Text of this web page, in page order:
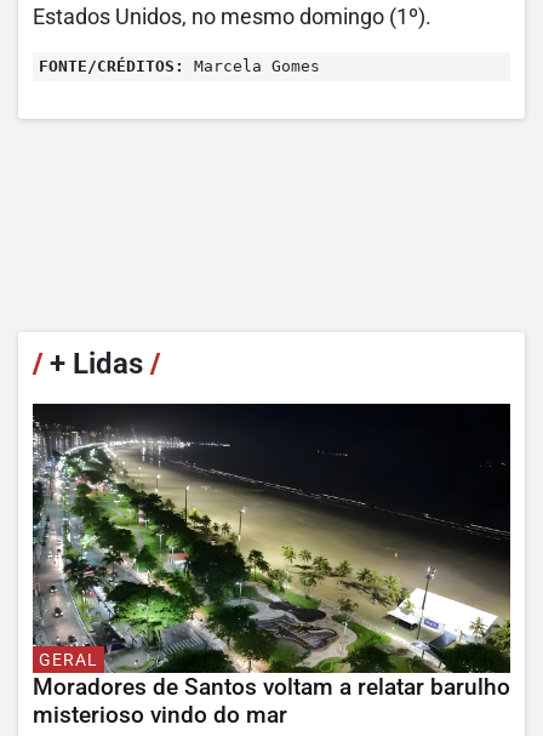
Estados Unidos, no mesmo domingo (1º).
FONTE/CRÉDITOS: Marcela Gomes
/+ Lidas /
GERAL
Moradores de Santos voltam a relatar barulho
misterioso vindo do mar